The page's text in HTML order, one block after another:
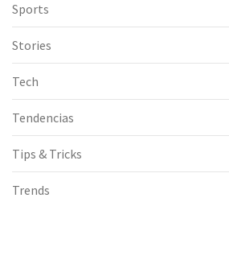
Sports
Stories
Tech
Tendencias
Tips & Tricks
Trends